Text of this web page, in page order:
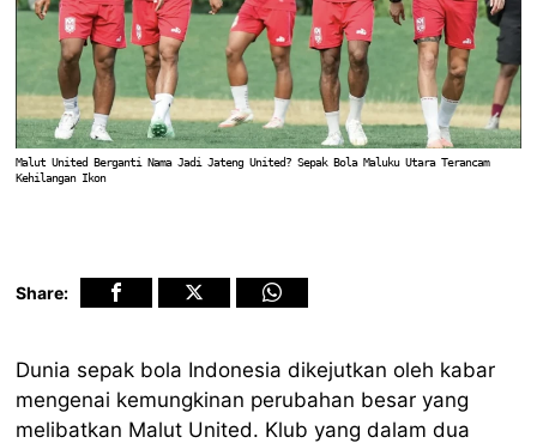
Malut United Berganti Nama Jadi Jateng United? Sepak Bola Maluku Utara Terancam
Kehilangan Ikon
Share:
Dunia sepak bola Indonesia dikejutkan oleh kabar
mengenai kemungkinan perubahan besar yang
melibatkan Malut United. Klub yang dalam dua